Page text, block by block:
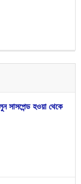
হওয়া থেকে